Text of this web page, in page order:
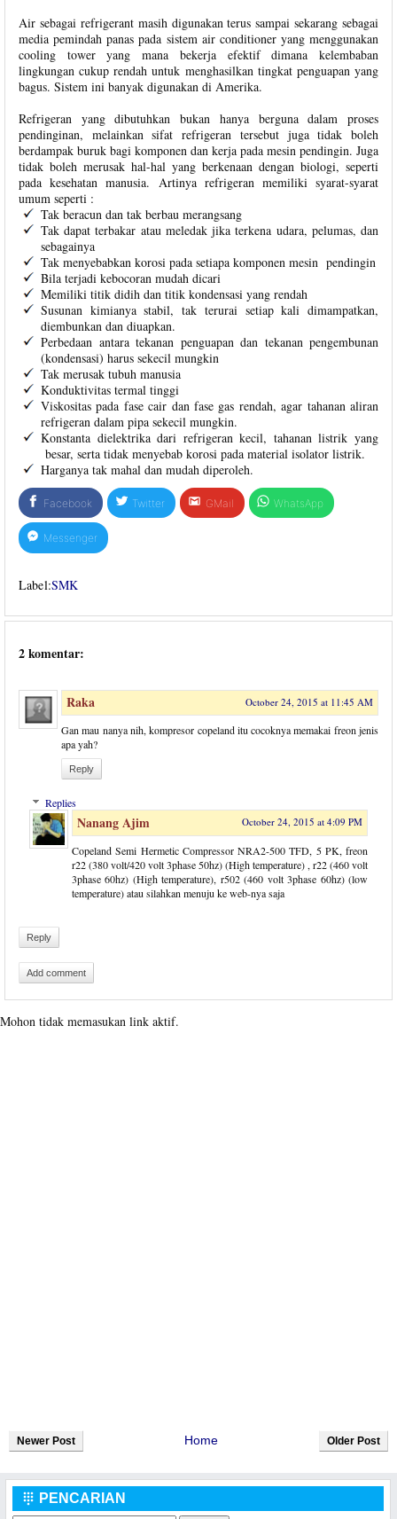
Air sebagai refrigerant masih digunakan terus sampai sekarang sebagai
media pemindah panas pada sistem air conditioner yang menggunakan
cooling tower yang mana bekerja efektif dimana kelembaban
lingkungan cukup rendah untuk menghasilkan tingkat penguapan yang
bagus. Sistem ini banyak digunakan di Amerika.
Refrigeran yang dibutuhkan bukan hanya berguna dalam proses
pendinginan, melainkan sifat refrigeran tersebut juga tidak boleh
berdampak buruk bagi komponen dan kerja pada mesin pendingin. Juga
tidak boleh merusak hal-hal yang berkenaan dengan biologi, seperti
pada kesehatan manusia. Artinya refrigeran memiliki syarat-syarat
umum seperti :
Tak beracun dan tak berbau merangsang
Tak dapat terbakar atau meledak jika terkena udara, pelumas, dan
sebagainya
Tak menyebabkan korosi pada setiapa komponen mesin pendingin
Bila terjadi kebocoran mudah dicari
Memiliki titik didih dan titik kondensasi yang rendah
Susunan kimianya stabil, tak terurai setiap kali dimampatkan,
diembunkan dan diuapkan.
Perbedaan antara tekanan penguapan dan tekanan pengembunan
(kondensasi) harus sekecil mungkin
Tak merusak tubuh manusia
Konduktivitas termal tinggi
Viskositas pada fase cair dan fase gas rendah, agar tahanan aliran
refrigeran dalam pipa sekecil mungkin.
Konstanta dielektrika dari refrigeran kecil, tahanan listrik yang
besar, serta tidak menyebab korosi pada material isolator listrik.
Harganya tak mahal dan mudah diperoleh.
Facebook Twitter GMail WhatsApp
Messenger
Label:SMK
2 komentar:
Raka October 24, 2015 at 11:45 AM
Gan mau nanya nih, kompresor copeland itu cocoknya memakai freon jenis
apa yah?
Reply
Replies
Nanang Ajim October 24, 2015 at 4:09 PM
Copeland Semi Hermetic Compressor NRA2-500 TFD, 5 PK, freon
r22 (380 volt/420 volt 3phase 50hz) (High temperature) , r22 (460 volt
3phase 60hz) (High temperature), r502 (460 volt 3phase 60hz) (low
temperature) atau silahkan menuju ke web-nya saja
Reply
Add comment
Mohon tidak memasukan link aktif.
Newer Post Older Post
Home
 PENCARIAN